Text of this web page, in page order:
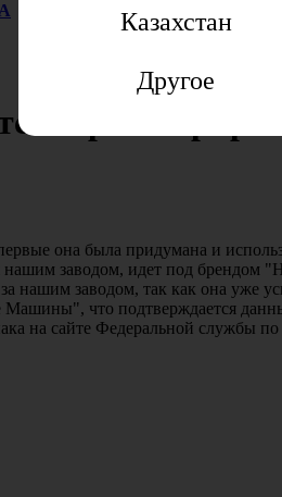
Казахстан
Другое
она была придумана и
нашим заводом, идет под
нашим заводом, так как она
что подтверждается
на сайте Федеральной службы